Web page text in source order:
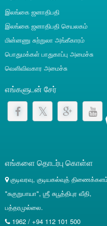
இலங்கை ஜனாதிபதி
இலங்கை ஜனாதிபதி செயலகம்
மின்னணு சுற்றுலா அங்கீகாரம்
பொதுமக்கள் பாதுகாப்பு அமைச்சு
வெளிவிவகார அமைச்சு
எங்களுடன் சேர்
எங்களை தொடர்பு கொள்ள
குடிவரவு, குடியகல்வுத்
"சுகுறுபாயா", ஶ்ரீ சுபூத்திபுர வீதி,
பத்தரமுல்லை.
1962 / +94 112 101 500